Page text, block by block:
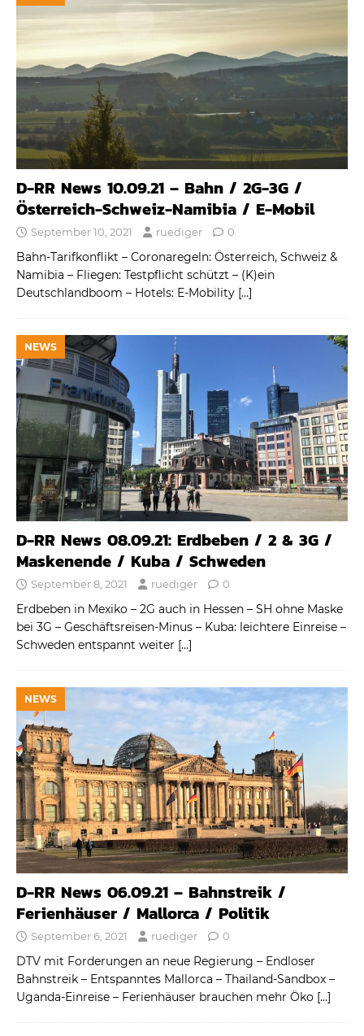
D-RR News 10.09.21 – Bahn / 2G-3G /
Österreich-Schweiz-Namibia / E-Mobil
September 10, 2021 ruediger 0
Bahn-Tarifkonflikt – Coronaregeln: Österreich, Schweiz &
Namibia – Fliegen: Testpflicht schützt – (K)ein
Deutschlandboom – Hotels: E-Mobility […]
NEWS
D-RR News 08.09.21: Erdbeben / 2 & 3G /
Maskenende / Kuba / Schweden
September 8, 2021 ruediger 0
Erdbeben in Mexiko – 2G auch in Hessen – SH ohne Maske
bei 3G – Geschäftsreisen-Minus – Kuba: leichtere Einreise –
Schweden entspannt weiter […]
NEWS
D-RR News 06.09.21 – Bahnstreik /
Ferienhäuser / Mallorca / Politik
September 6, 2021 ruediger 0
DTV mit Forderungen an neue Regierung – Endloser
Bahnstreik – Entspanntes Mallorca – Thailand-Sandbox –
Uganda-Einreise – Ferienhäuser brauchen mehr Öko […]